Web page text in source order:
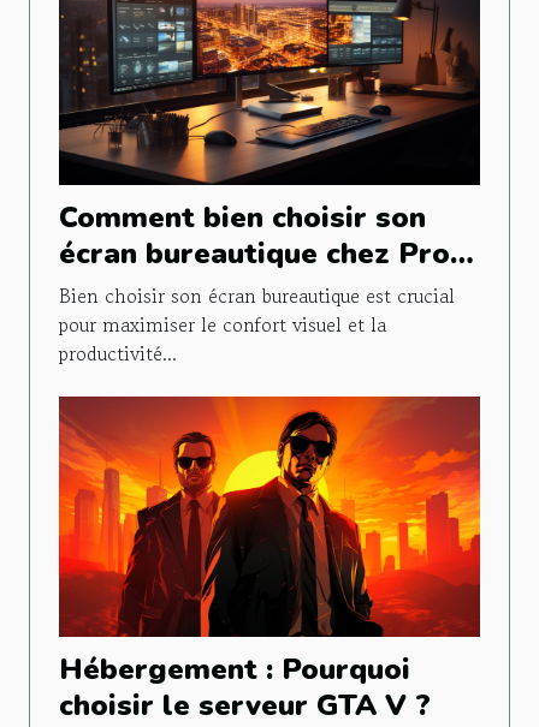
Comment bien choisir son
écran bureautique chez Pro-
Ecran ?
Bien choisir son écran bureautique est crucial
pour maximiser le confort visuel et la
productivité...
Hébergement : Pourquoi
choisir le serveur GTA V ?